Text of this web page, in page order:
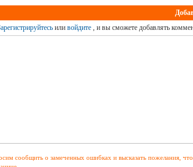
или войдите, и вы сможете добавлять
сообщить о замеченных ошибках и высказать пожелания,